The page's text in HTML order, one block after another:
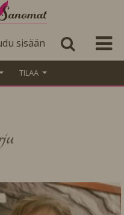
sisään
TILAA